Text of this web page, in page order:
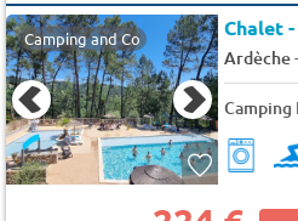
Camping and Co Chalet
Ardèche-
Camping